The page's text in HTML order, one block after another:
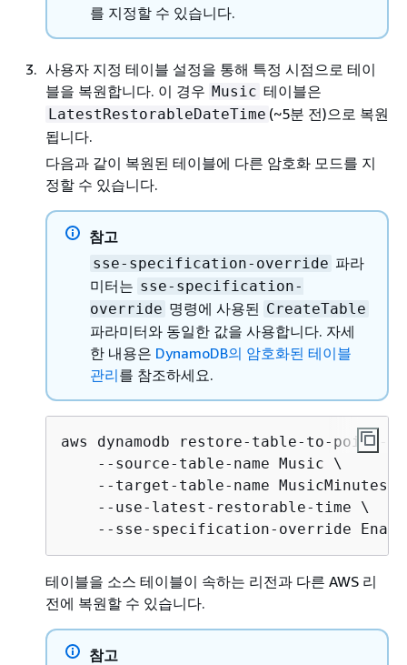
를 지정할 수 있습니다.
사용자 지정 테이블 설정을 통해 특정 시점으로 테이
블을 복원합니다. 이 경우 Music 테이블은
LatestRestorableDateTime (~5분 전)으로 복원
됩니다.
다음과 같이 복원된 테이블에 다른 암호화 모드를 지
정할 수 있습니다.
참고
sse-specification-override 파라
미터는 sse-specification-
override 명령에 사용된 CreateTable
파라미터와 동일한 값을 사용합니다. 자세
한 내용은 DynamoDB의 암호화된 테이블
관리를 참조하세요.
aws dynamodb restore-table-to-point-
    --source-table-name Music \
--target-table-name
    --use-latest-restorable-time \
--sse-specification-override
테이블을 소스 테이블이 속하는 리전과 다른 AWS 리
전에 복원할 수 있습니다.
참고